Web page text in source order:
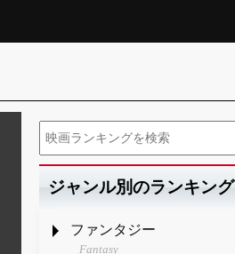
ジャンル別のランキング
ファンタジー
Fantasy